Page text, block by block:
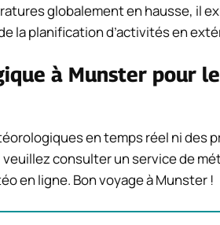
globalement en hausse, il
la planification d’activités en
à Munster pour
en temps réel ni des
consulter un service de
en ligne. Bon voyage à Munster !